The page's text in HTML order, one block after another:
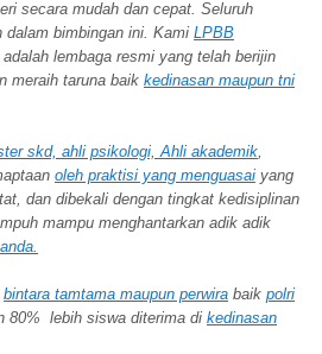
secara mudah dan cepat. Seluruh
dalam bimbingan ini. Kami LPBB
adalah lembaga resmi yang telah berijin
meraih taruna baik kedinasan maupun tni
skd, ahli psikologi, Ahli akademik
oleh praktisi yang menguasai yang
dan dibekali dengan tingkat kedisiplinan
mampu menghantarkan adik adik
bintara tamtama maupun perwira baik polri
80% lebih siswa diterima di kedinasan